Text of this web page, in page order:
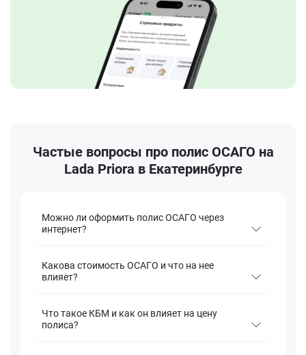
Частые вопросы про полис ОСАГО на
Lada Priora в Екатеринбурге
Можно ли оформить полис ОСАГО через
интернет?
Какова стоимость ОСАГО и что на нее
влияет?
Что такое КБМ и как он влияет на цену
полиса?